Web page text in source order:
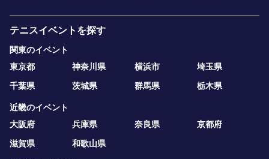
テニスイベントを探す
関東のイベント
東京都
神奈川県 横浜市
埼玉県
千葉県
茨城県 群馬県 栃木県
近畿のイベント
大阪府
兵庫県 奈良県
京都府
滋賀県
和歌山県